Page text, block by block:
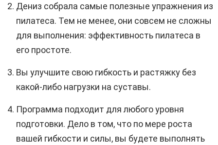
Дениз собрала самые полезные упражнения из
пилатеса. Тем не менее, они совсем не сложны
для выполнения: эффективность пилатеса в
его простоте.
Вы улучшите свою гибкость и растяжку без
какой-либо нагрузки на суставы.
Программа подходит для любого уровня
подготовки. Дело в том, что по мере роста
вашей гибкости и силы, вы будете выполнять